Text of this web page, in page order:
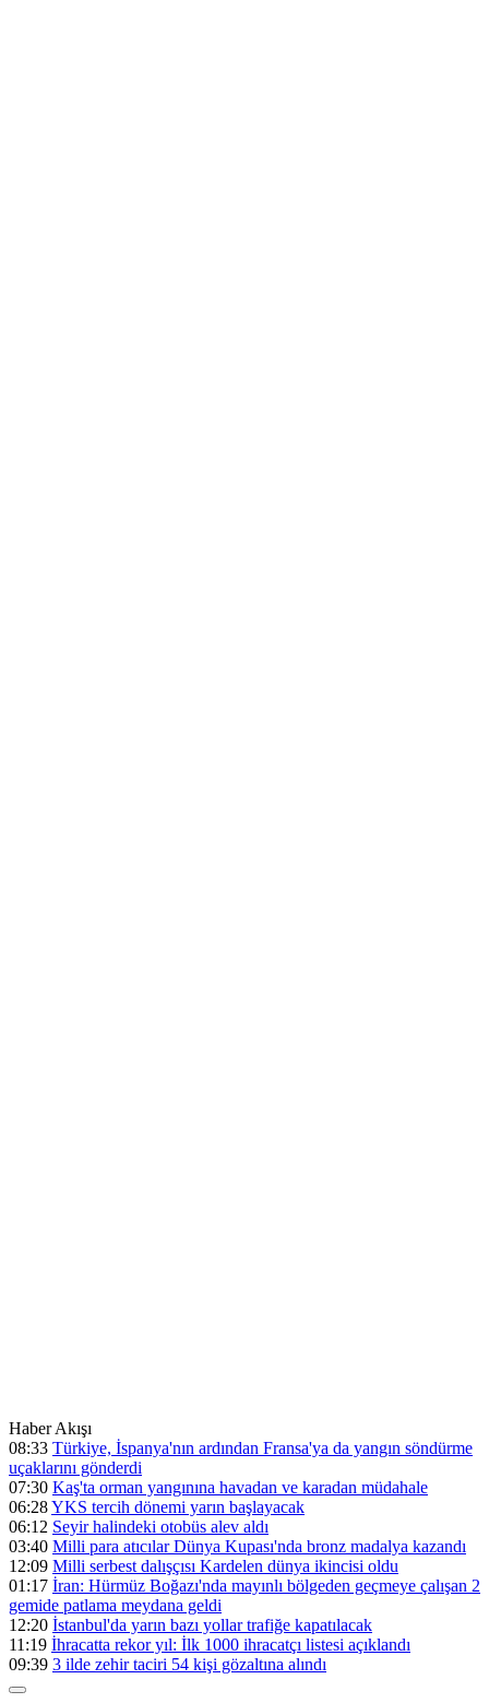
Haber Akışı
08:33 Türkiye, İspanya'nın ardından Fransa'ya da yangın söndürme
uçaklarını gönderdi
07:30 Kaş'ta orman yangınına havadan ve karadan müdahale
06:28YKS tercih dönemi yarın başlayacak
06:12 Seyir halindeki otobüs alev aldı
03:40 Milli para atıcılar Dünya Kupası'nda bronz madalya kazandı
12:09 Milli serbest dalışçısı Kardelen dünya ikincisi oldu
01:17 İran: Hürmüz Boğazı'nda mayınlı bölgeden geçmeye çalışan 2
gemide patlama meydana geldi
12:20 İstanbul'da yarın bazı yollar trafiğe kapatılacak
11:19 İhracatta rekor yıl: İlk 1000 ihracatçı listesi açıklandı
09:39 3 ilde zehir taciri 54 kişi gözaltına alındı